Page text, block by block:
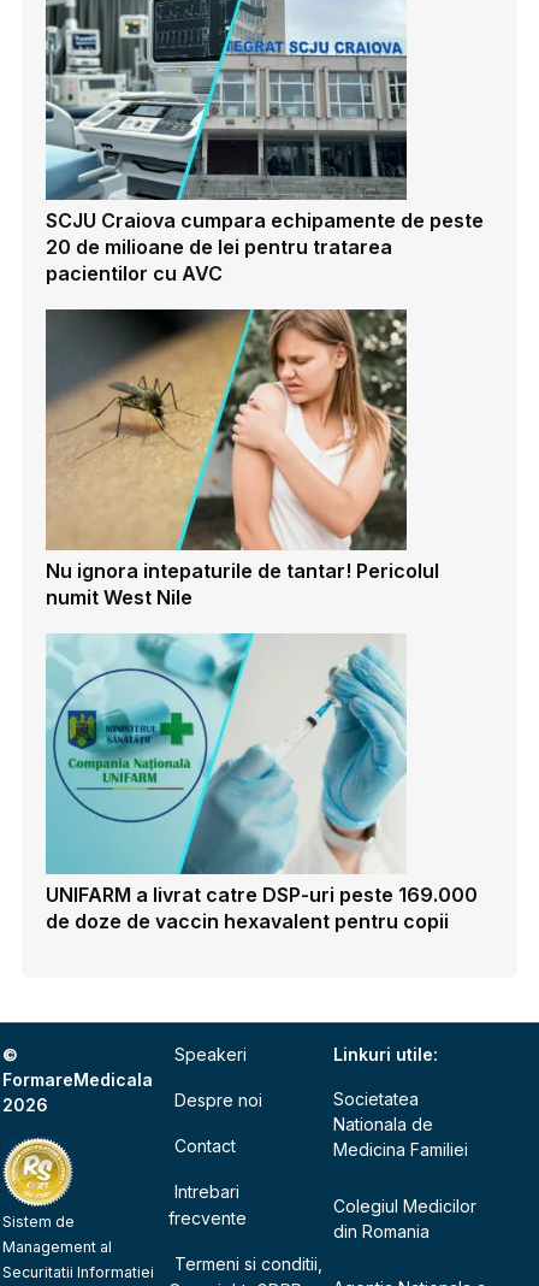
SCJU Craiova cumpara echipamente de peste
20 de milioane de lei pentru tratarea
pacientilor cu AVC
Nu ignora intepaturile de tantar! Pericolul
numit West Nile
UNIFARM a livrat catre DSP-uri peste 169.000
de doze de vaccin hexavalent pentru copii
©
FormareMedicala
2026
Sistem de
Management al
Securitatii Informatiei
Speakeri
Despre noi
Contact
Intrebari
frecvente
Termeni si conditii,
Linkuri utile:
Societatea
Nationala de
Medicina Familiei
Colegiul Medicilor
din Romania